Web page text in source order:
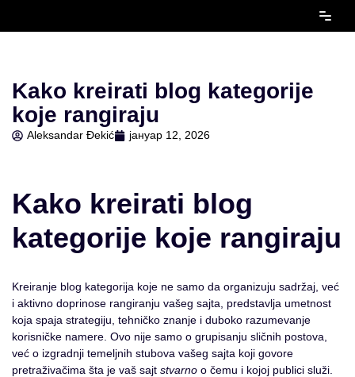
садржај
Kako kreirati blog kategorije
koje rangiraju
Aleksandar Đekić јануар 12, 2026
Kako kreirati blog
kategorije koje rangiraju
Kreiranje blog kategorija koje ne samo da organizuju sadržaj, već
i aktivno doprinose rangiranju vašeg sajta, predstavlja umetnost
koja spaja strategiju, tehničko znanje i duboko razumevanje
korisničke namere. Ovo nije samo o grupisanju sličnih postova,
već o izgradnji temeljnih stubova vašeg sajta koji govore
pretraživačima šta je vaš sajt stvarno o čemu i kojoj publici služi.